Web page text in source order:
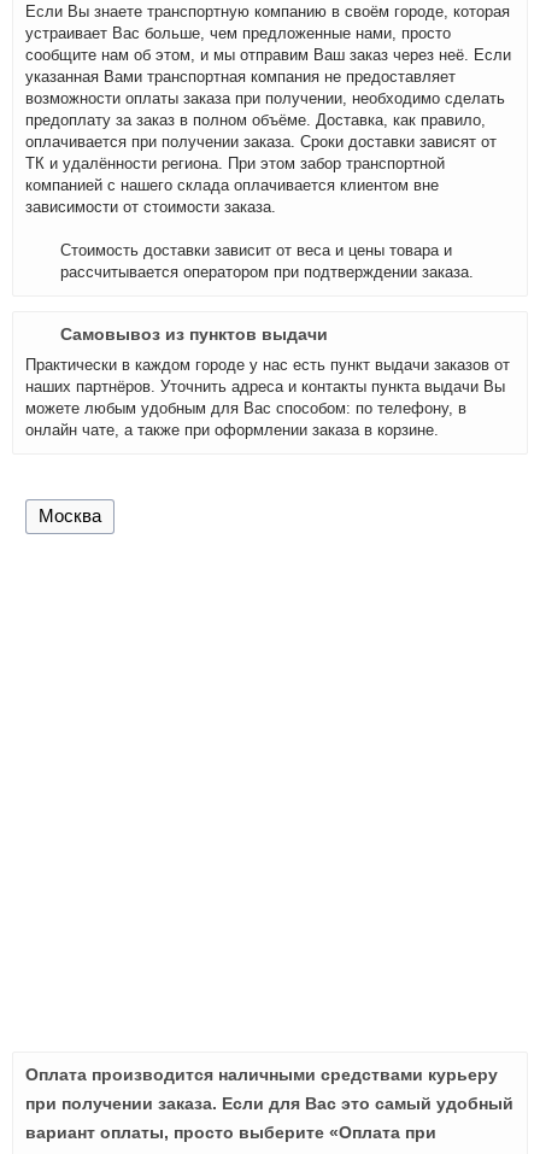
Если Вы знаете транспортную компанию в своём городе, которая
устраивает Вас больше, чем предложенные нами, просто
сообщите нам об этом, и мы отправим Ваш заказ через неё. Если
указанная Вами транспортная компания не предоставляет
возможности оплаты заказа при получении, необходимо сделать
предоплату за заказ в полном объёме. Доставка, как правило,
оплачивается при получении заказа. Сроки доставки зависят от
ТК и удалённости региона. При этом забор транспортной
компанией с нашего склада оплачивается клиентом вне
зависимости от стоимости заказа.
Стоимость доставки зависит от веса и цены товара и
рассчитывается оператором при подтверждении заказа.
Самовывоз из пунктов выдачи
Практически в каждом городе у нас есть пункт выдачи заказов от
наших партнёров. Уточнить адреса и контакты пункта выдачи Вы
можете любым удобным для Вас способом: по телефону, в
онлайн чате, а также при оформлении заказа в корзине.
Москва
Оплата производится наличными средствами курьеру
при получении заказа. Если для Вас это самый удобный
вариант оплаты, просто выберите «Оплата при